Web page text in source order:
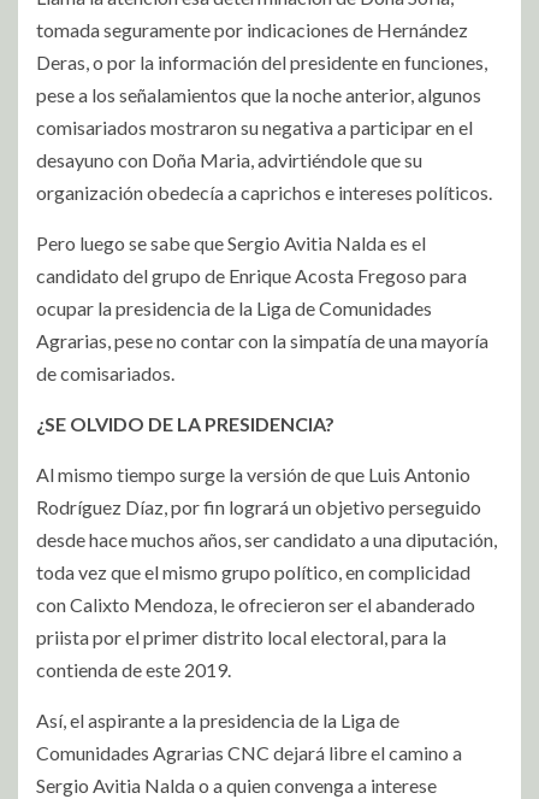
tomada seguramente por indicaciones de Hernández
Deras, o por la información del presidente en funciones,
pese a los señalamientos que la noche anterior, algunos
comisariados mostraron su negativa a participar en el
desayuno con Doña Maria, advirtiéndole que su
organización obedecía a caprichos e intereses políticos.
Pero luego se sabe que Sergio Avitia Nalda es el
candidato del grupo de Enrique Acosta Fregoso para
ocupar la presidencia de la Liga de Comunidades
Agrarias, pese no contar con la simpatía de una mayoría
de comisariados.
¿SE OLVIDO DE LA PRESIDENCIA?
Al mismo tiempo surge la versión de que Luis Antonio
Rodríguez Díaz, por fin logrará un objetivo perseguido
desde hace muchos años, ser candidato a una diputación,
toda vez que el mismo grupo político, en complicidad
con Calixto Mendoza, le ofrecieron ser el abanderado
priista por el primer distrito local electoral, para la
contienda de este 2019.
Así, el aspirante a la presidencia de la Liga de
Comunidades Agrarias CNC dejará libre el camino a
Sergio Avitia Nalda o a quien convenga a interese